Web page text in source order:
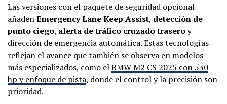
Las versiones con el paquete de seguridad opcional
añadenEmergency Lane Keep Assist, detección de
punto ciego, alerta de tráfico cruzado traseroy
dirección de emergencia automática. Estas tecnologías
reflejan el avance que también se observa en modelos
más especializados, como elBMW M2 CS 2025 con 530
hp y enfoque de pista, donde el control y la precisión son
prioridad.